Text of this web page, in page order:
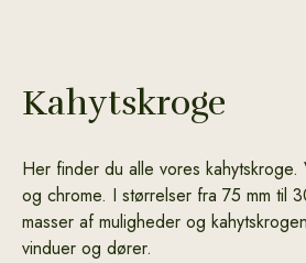
Kahytskroge
Her finder du alle vores
og chrome. I størrelser fra 75 mm til
masser af muligheder og
vinduer og dører.